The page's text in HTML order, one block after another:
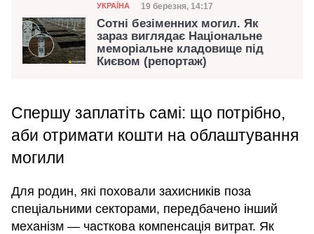
Категорія
УКРАЇНА Дата публікації
19 березня, 14:17
Сотні безіменних могил. Як
зараз виглядає Національне
меморіальне кладовище під
Києвом (репортаж)
Спершу заплатіть самі: що потрібно,
аби отримати кошти на облаштування
могили
Для родин, які поховали захисників поза
спеціальними секторами, передбачено інший
механізм — часткова компенсація витрат. Як